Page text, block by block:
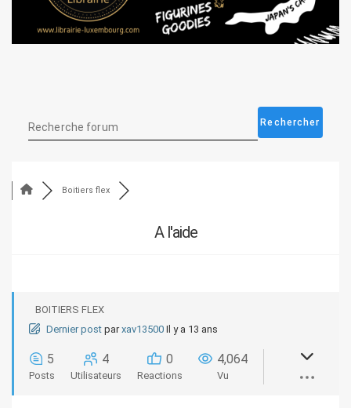
Boitiers flex
A l'aide
BOITIERS FLEX
Dernier post par xav13500 Il y a 13 ans
5
Posts
4
Utilisateurs
0
Reactions
4,064
Vu